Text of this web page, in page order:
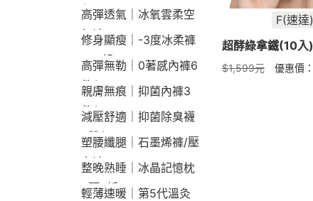
$2190
高彈透氣｜冰氧雲柔空
氣褲
修身顯瘦｜-3度冰柔褲
790起
高彈無勒｜0著感內褲6
件$1290
親膚無痕｜抑菌內褲3
件$790
減壓舒適｜抑菌除臭襪
3雙$660
塑腰纖腿｜石墨烯褲/壓
力褲
整晚熟睡｜冰晶記憶枕
2顆9折
輕薄速暖｜第5代溫灸
F(速達)
超酵綠拿鐵(10入)
$1,599元 優惠價：